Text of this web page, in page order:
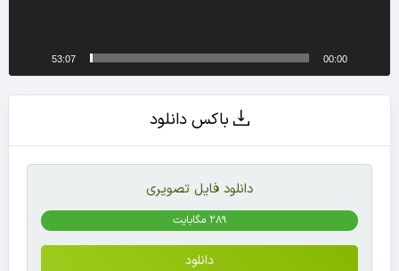
00:00
53:07
باکس دانلود
دانلود فایل تصویری
289 مگابایت
دانلود